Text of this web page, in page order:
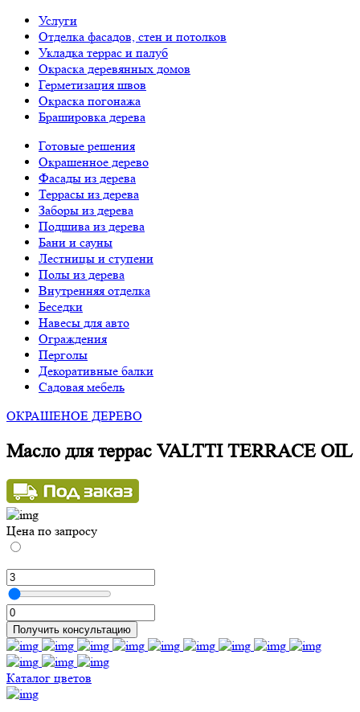
Услуги
Отделка фасадов, стен и потолков
Укладка террас и палуб
Окраска деревянных домов
Герметизация швов
Окраска погонажа
Брашировка дерева
Готовые решения
Окрашенное дерево
Фасады из дерева
Террасы из дерева
Заборы из дерева
Подшива из дерева
Бани и сауны
Лестницы и ступени
Полы из дерева
Внутренняя отделка
Беседки
Навесы для авто
Ограждения
Перголы
Декоративные балки
Садовая мебель
ОКРАШЕНОЕ ДЕРЕВО
Масло для террас VALTTI TERRACE OIL
Цена по запросу
Получить консультацию
Каталог цветов